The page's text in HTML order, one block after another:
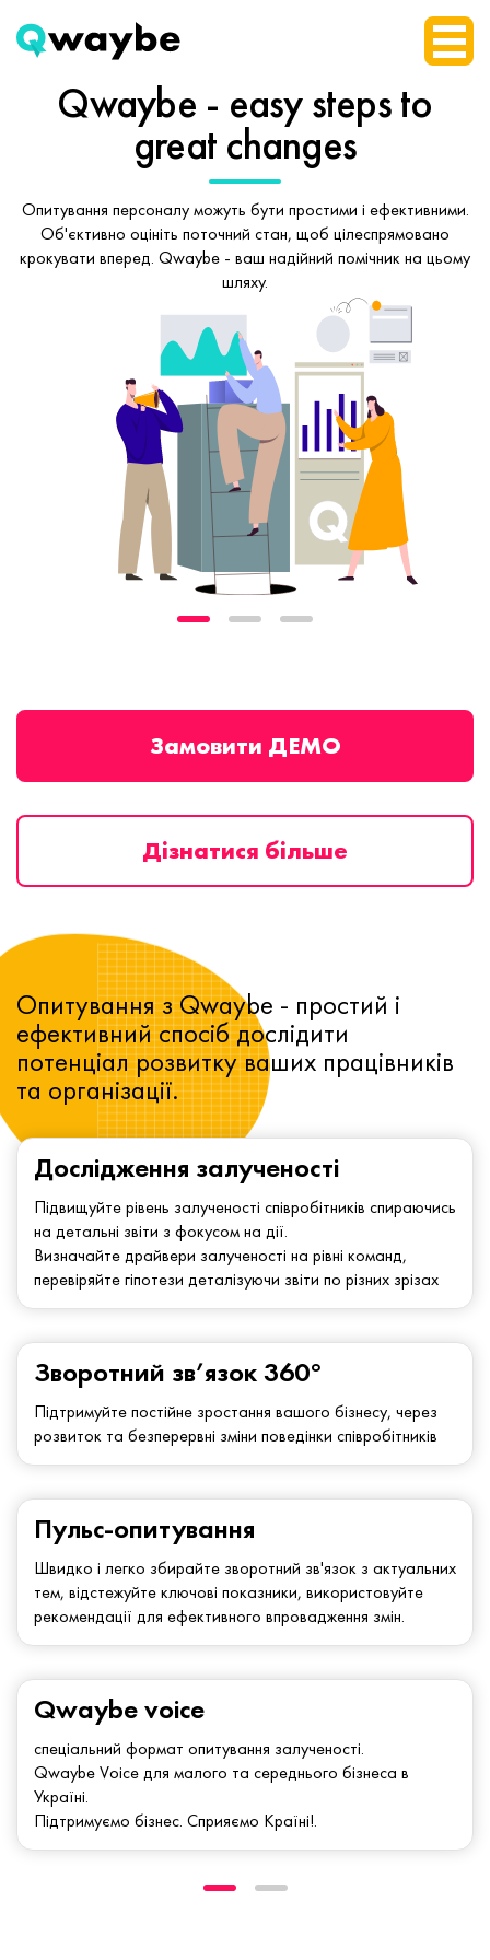
Qwaybe - easy stepsto
great changes
Опитування персоналу можуть бути простими і ефективними.
Об'єктивно оцініть поточний стан, щоб цілеспрямовано
крокувати вперед. Qwaybe - ваш надійний помічник на цьому
шляху.
Замовити ДЕМО
Дізнатися більше
Дослідження залученості
Підвищуйте рівень залученості співробітників спираючись
на детальні звіти з фокусом на дії.
Визначайте драйвери залученості на рівні команд,
перевіряйте гіпотези деталізуючи звіти по різних зрізах
Зворотний зв’язок 360°
Підтримуйте постійне зростання вашого бізнесу, через
розвиток та безперервні зміни поведінки співробітників
Опитування з Qwaybe - простий і
ефективний спосіб дослідити
потенціал розвитку ваших працівників
та організації.
Qwaybe voice
спеціальний формат опитування залученості.
Qwaybe Voice для малого та середнього бізнеса в
Україні.
Підтримуємо бізнес. Сприяємо Країні!.
Пульс-опитування
Швидко і легко збирайте зворотний зв'язок з актуальних
тем, відстежуйте ключові показники, використовуйте
рекомендації для ефективного впровадження змін.